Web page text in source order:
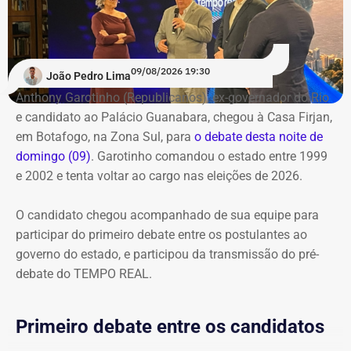
especial do TEMPO REAL pelo Instagram do portal, com
transmissão e atualizações nos Stories. Estamos ao vivo
com o pré-debate desde às 19h.Acompanhe pelo link.
João Pedro Lima09/08/2026 19:30
Anthony Garotinho (Republicanos), ex-governador do Rio
e candidato ao Palácio Guanabara, chegou à Casa Firjan,
em Botafogo, na Zona Sul, para o debate desta noite de
domingo (09). Garotinho comandou o estado entre 1999
e 2002 e tenta voltar ao cargo nas eleições de 2026.
O candidato chegou acompanhado de sua equipe para
participar do primeiro debate entre os postulantes ao
governo do estado, e participou da transmissão do pré-
debate do TEMPO REAL.
Primeiro debate entre os candidatos